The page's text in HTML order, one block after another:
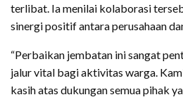
terlibat. Ia menilai kolaborasi
sinergi positif antara perusahaan
“Perbaikan jembatan ini sangat
jalur vital bagi aktivitas warga.
kasih atas dukungan semua pihak